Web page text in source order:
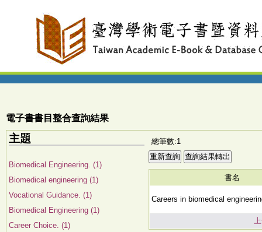
電子書書目整合查詢結果
主題
Biomedical Engineering. (1)
Biomedical engineering (1)
Vocational Guidance. (1)
Biomedical Engineering (1)
Career Choice. (1)
總筆數:1
書名
Careers in biomedical